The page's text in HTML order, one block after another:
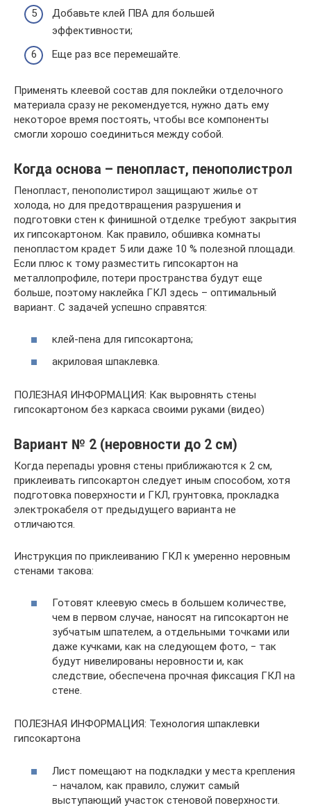
Добавьте клей ПВА для большей
эффективности;
Еще раз все перемешайте.
Применять клеевой состав для поклейки отделочного
материала сразу не рекомендуется, нужно дать ему
некоторое время постоять, чтобы все компоненты
смогли хорошо соединиться между собой.
Когда основа – пенопласт, пенополистрол
Пенопласт, пенополистирол защищают жилье от
холода, но для предотвращения разрушения и
подготовки стен к финишной отделке требуют закрытия
их гипсокартоном. Как правило, обшивка комнаты
пенопластом крадет 5 или даже 10 % полезной площади.
Если плюс к тому разместить гипсокартон на
металлопрофиле, потери пространства будут еще
больше, поэтому наклейка ГКЛ здесь – оптимальный
вариант. С задачей успешно справятся:
клей-пена для гипсокартона;
акриловая шпаклевка.
ПОЛЕЗНАЯ ИНФОРМАЦИЯ: Как выровнять стены
гипсокартоном без каркаса своими руками (видео)
Вариант № 2 (неровности до 2 см)
Когда перепады уровня стены приближаются к 2 см,
приклеивать гипсокартон следует иным способом, хотя
подготовка поверхности и ГКЛ, грунтовка, прокладка
электрокабеля от предыдущего варианта не
отличаются.
Инструкция по приклеиванию ГКЛ к умеренно неровным
стенами такова:
Готовят клеевую смесь в большем количестве,
чем в первом случае, наносят на гипсокартон не
зубчатым шпателем, а отдельными точками или
даже кучками, как на следующем фото, ‒ так
будут нивелированы неровности и, как
следствие, обеспечена прочная фиксация ГКЛ на
стене.
ПОЛЕЗНАЯ ИНФОРМАЦИЯ: Технология шпаклевки
гипсокартона
Лист помещают на подкладки у места крепления
‒ началом, как правило, служит самый
выступающий участок стеновой поверхности.